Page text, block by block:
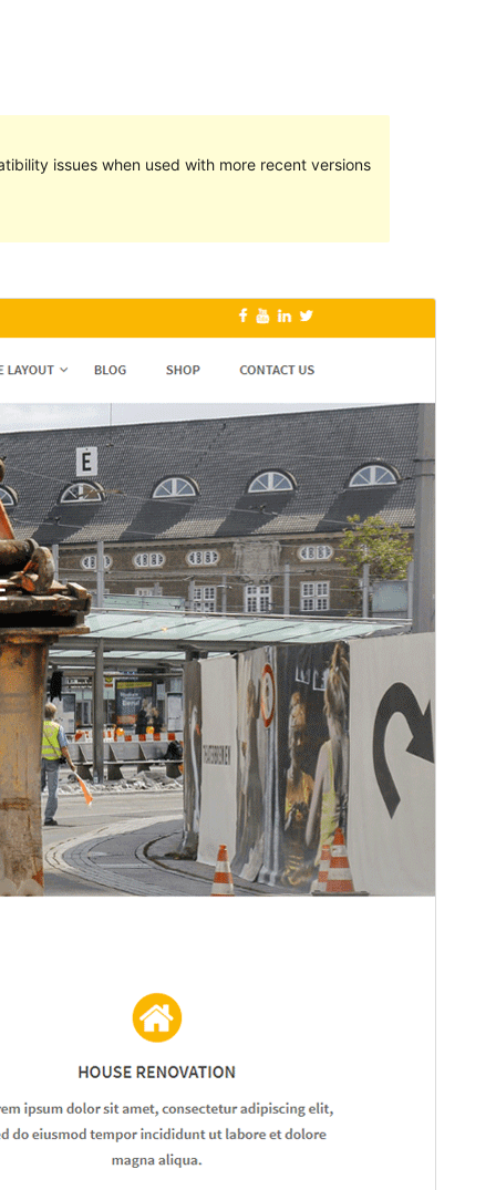
issues when used with more recent versions
70+
PHP संस्करण
5.2
थिम गृहपृष्ठ